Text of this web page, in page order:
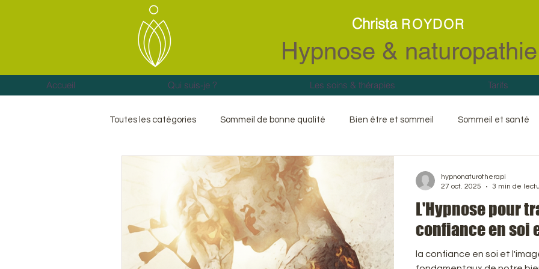
Christa ROYDOR
Hypnose & naturopathie
Accueil Qui suis-je ? Les soins & thérapies Tarifs
Toutes les catégories Sommeil de bonne qualité Bien être et sommeil Sommeil et santé
Hormones et sommeil Energétique Libération émotionnelle
Anxiété Blocages Deuil Peurs irrationnelles Traumatisme Chocs
Libération émotionnelle changement de vie Naturopathie Endermologie LPG
​L'Hypnose pour
confiance en soi
la confiance en soi et
hypnonaturotherapi
27 oct. 2025
3 min de